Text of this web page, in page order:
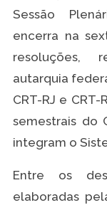
Sessão
encerra na
resoluções,
autarquia
CRT-RJ e
semestrais do
integram o
Entre os
elaboradas